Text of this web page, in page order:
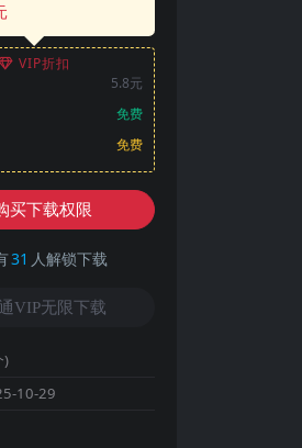
VIP折扣
5.8元
免费
免费
买下载权限
31 人解锁下载
VIP无限下载
)
10-29